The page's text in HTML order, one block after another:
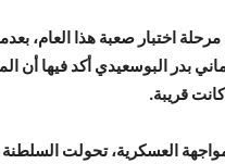
اختبار صعبة هذا العام،
بدر البوسعيدي أكد فيها
قريبة.
العسكرية، تحولت السلطنة